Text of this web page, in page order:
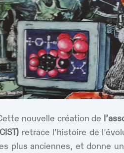
nouvelle création de
retrace l’histoire de
plus anciennes, et donne